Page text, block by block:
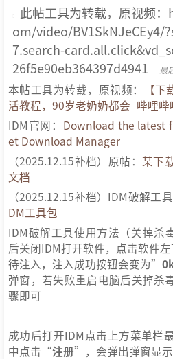
此帖工具为转载，原视频
om/video/BV1SkNJeCEy4/
7.search-
26f5e90eb364397d4941
最
本帖工具为转载，原视频：
【
活教程，90岁老奶奶都会_哔哩
IDM官网： Download the latest
et Download Manager
（2025.12.15补档）原帖： 某下
文档
（2025.12.15补档）IDM破解工
DM工具包
IDM破解工具使用方法（关掉杀
后关闭IDM打开软件，点击软件
待注入，注入成功按钮会变为”
弹窗，若失败重启电脑后关掉杀
骤即可
成功后打开IDM点击上方菜单栏
中点击“注册”，会弹出弹窗显